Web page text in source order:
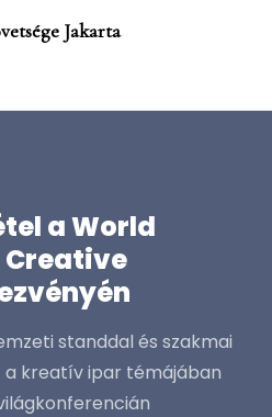
Jakarta
menu
a World
Creative
standdal és szakmai
kreatív ipar témájában